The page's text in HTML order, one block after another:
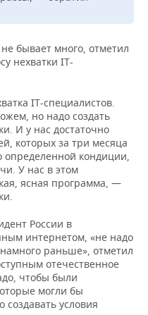
бывает много, отметил
нехватки IT-
IT-специалистов.
но надо создать
И у нас достаточно
которых за три месяца
определенной кондиции,
У нас в этом
ясная программа, —
России в
интернетом, «не надо
раньше», отметил
отечественное
чтобы были
могли бы
создавать условия